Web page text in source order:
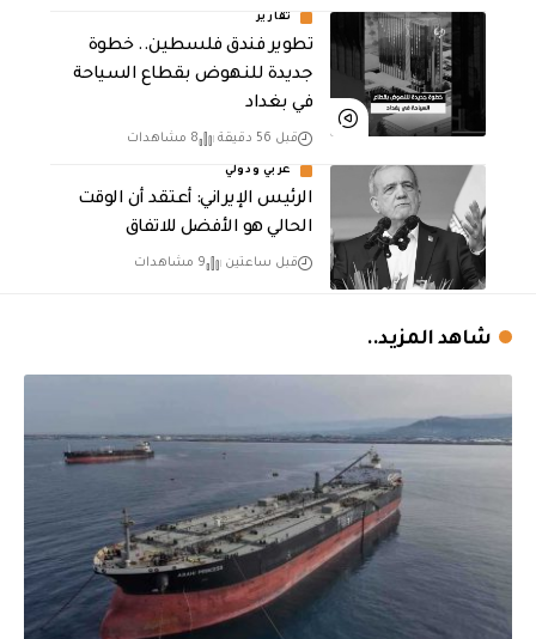
تقارير
تطوير فندق فلسطين.. خطوة
جديدة للنهوض بقطاع السياحة
في بغداد
قبل 56 دقيقة 8 مشاهدات
عربي ودولي
الرئيس الإيراني: أعتقد أن الوقت
الحالي هو الأفضل للاتفاق
قبل ساعتين 9 مشاهدات
شاهد المزيد..